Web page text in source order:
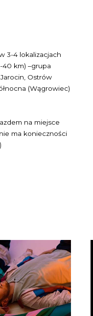
3-4 lokalizacjach
40 km) –grupa
Ostrów
(Wągrowiec)
na miejsce
ma konieczności